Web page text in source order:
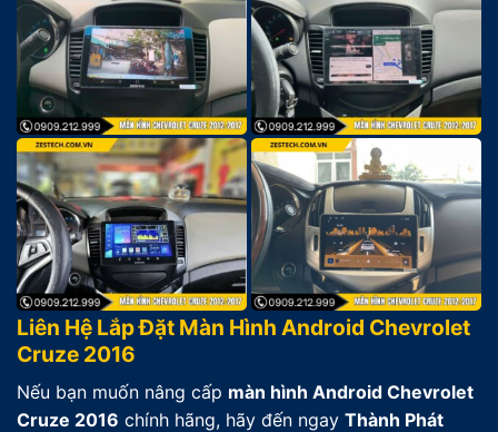
Liên Hệ Lắp Đặt Màn Hình Android Chevrolet
Cruze 2016
Nếu bạn muốn nâng cấp màn hình Android Chevrolet
Cruze 2016 chính hãng, hãy đến ngay Thành Phát